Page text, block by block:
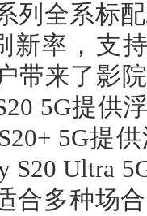
列全系标
新率，支
带来了影
5G提供
5G提
S20 Ultra
合多种场